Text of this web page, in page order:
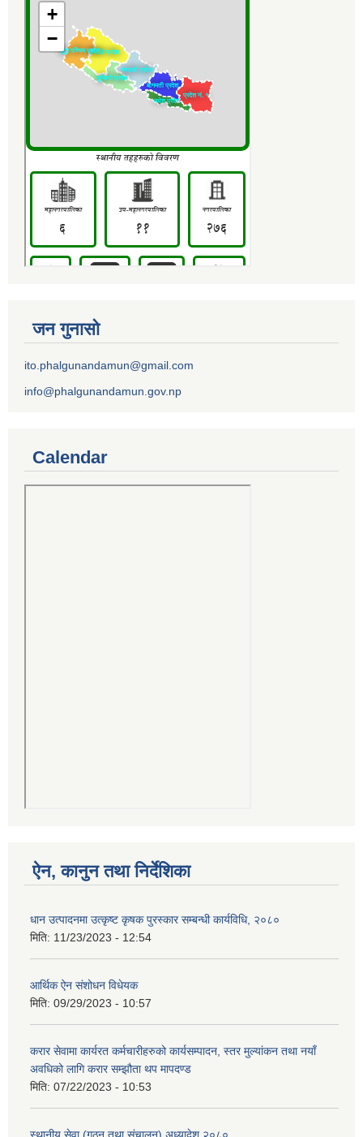
जन गुनासो
ito.phalgunandamun@gmail.com
info@phalgunandamun.gov.np
Calendar
ऐन, कानुन तथा निर्देशिका
धान उत्पादनमा उत्कृष्ट कृषक पुरस्कार सम्बन्धी कार्यविधि, २०८०
मिति: 11/23/2023 - 12:54
आर्थिक ऐन संशोधन विधेयक
मिति: 09/29/2023 - 10:57
करार सेवामा कार्यरत कर्मचारीहरुको कार्यसम्पादन, स्तर मुल्यांकन तथा नयाँ
अवधिको लागि करार सम्झौता थप मापदण्ड
मिति: 07/22/2023 - 10:53